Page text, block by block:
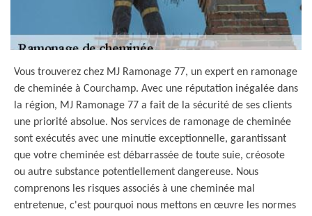
Vous trouverez chez MJ Ramonage 77, un expert en ramonage
de cheminée à Courchamp. Avec une réputation inégalée dans
la région, MJ Ramonage 77 a fait de la sécurité de ses clients
une priorité absolue. Nos services de ramonage de cheminée
sont exécutés avec une minutie exceptionnelle, garantissant
que votre cheminée est débarrassée de toute suie, créosote
ou autre substance potentiellement dangereuse. Nous
comprenons les risques associés à une cheminée mal
entretenue, c'est pourquoi nous mettons en œuvre les normes